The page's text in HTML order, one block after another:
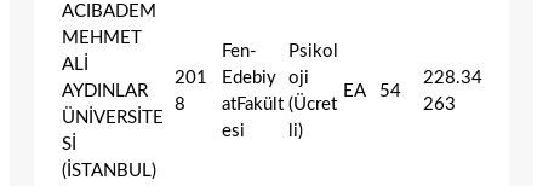
ACIBADEM
MEHMET
ALİ
AYDINLAR
ÜNİVERSİTE
Sİ
(İSTANBUL)
201
8
Fen-
Edebiy
atFakült
esi
Psikol
oji
(Ücret
li)
EA 54
228.34
263